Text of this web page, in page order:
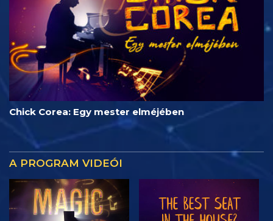
Chick Corea: Egy mester elméjében
A PROGRAM VIDEÓI